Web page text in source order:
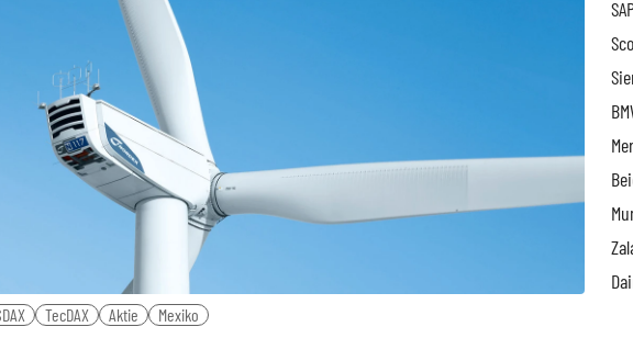
TecDAX Aktie Mexiko